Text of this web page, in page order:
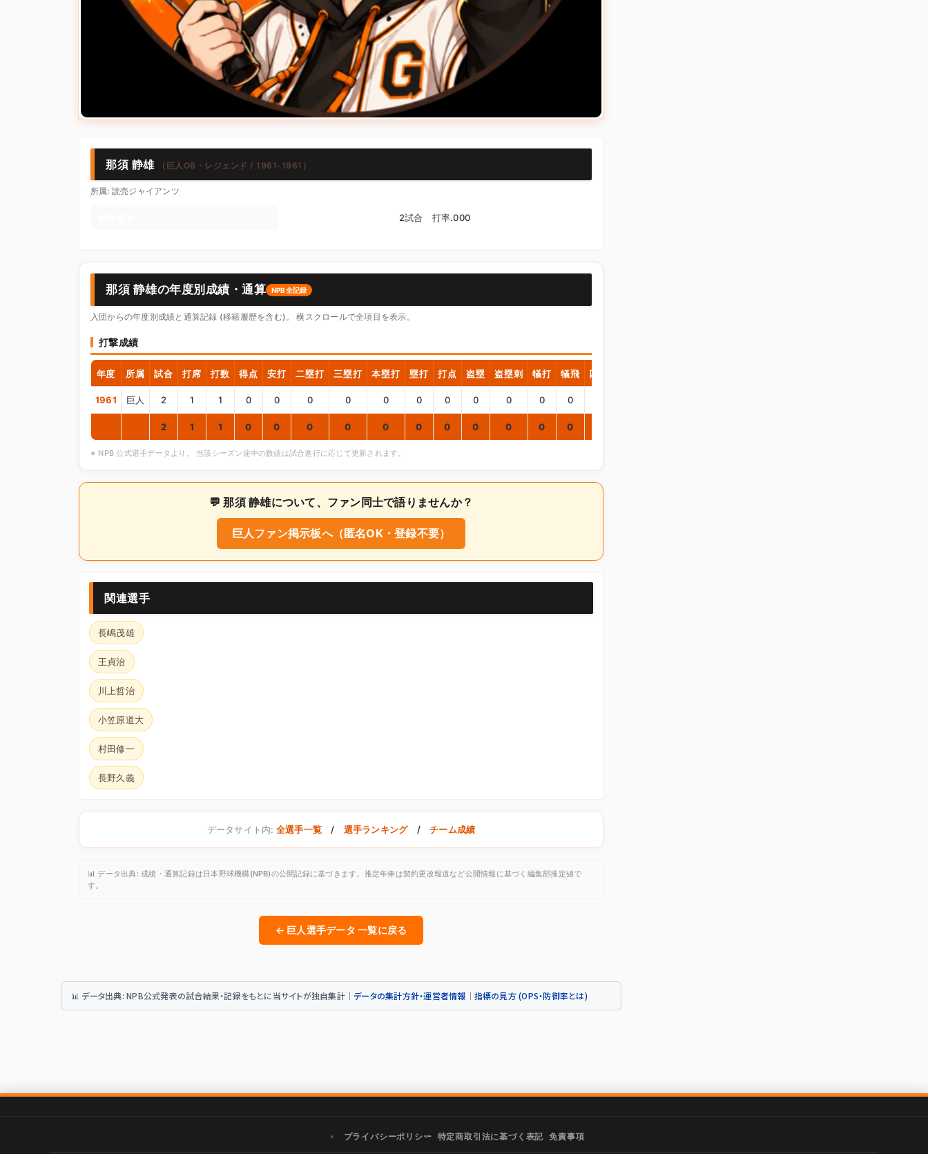
那須 静雄 （巨人OB・レジェンド / 1961-1961）
所属: 読売ジャイアンツ
2試合 打率.000
那須 静雄の年度別成績・通算 NPB全記録
入団からの年度別成績と通算記録 (移籍履歴を含む)。 横スクロールで全項目を表示。
打撃成績
年度 所属 試合 打席 打数 得点 安打 二塁打 三塁打 本塁打 塁打 打点 盗塁 盗塁刺 犠打 犠飛 四球
1961 巨人 2 1 1 0 0 0 0 0 0 0 0 0 0 0
2 1 1 0 0 0 0 0 0 0 0 0 0 0
※ NPB 公式選手データより。 当該シーズン途中の数値は試合進行に応じて更新されます。
💬 那須 静雄について、ファン同士で語りませんか？
巨人ファン掲示板へ（匿名OK・登録不要）
関連選手
長嶋茂雄
王貞治
川上哲治
小笠原道大
村田修一
長野久義
データサイト内: 全選手一覧 / 選手ランキング/チーム成績
📊 データ出典: 成績・通算記録は日本野球機構(NPB)の公開記録に基づきます。推定年俸は契約更改報道など公開情報に基づく編集部推定値で
す。
← 巨人選手データ 一覧に戻る
📊 データ出典: NPB公式発表の試合結果・記録をもとに当サイトが独自集計｜ データの集計方針・運営者情報 ｜ 指標の見方 (OPS・防御率とは)
プライバシーポリシー 特定商取引法に基づく表記 免責事項